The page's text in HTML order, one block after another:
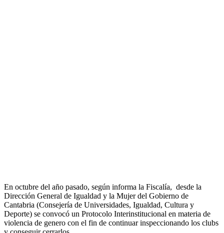
En octubre del año pasado, según informa la Fiscalía, desde la
Dirección General de Igualdad y la Mujer del Gobierno de
Cantabria (Consejería de Universidades, Igualdad, Cultura y
Deporte) se convocó un Protocolo Interinstitucional en materia de
violencia de genero con el fin de continuar inspeccionando los clubs